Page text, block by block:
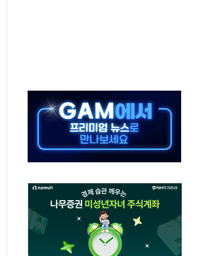
가 안정에 9월 금리 인상 기대 '후퇴'
거래일 연속 랠리
후보 - 8월 6일
당 - 8월 6일
격" 초강수
상 '속도'
하며 보합세 마감… 유가도 큰 변동 없어